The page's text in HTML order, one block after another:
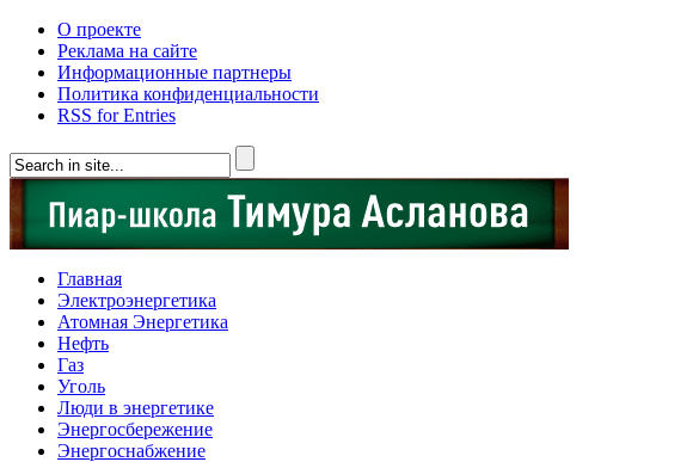
О проекте
Реклама на сайте
Информационные партнеры
Политика конфиденциальности
RSS for Entries
Главная
Электроэнергетика
Атомная Энергетика
Нефть
Газ
Уголь
Люди в энергетике
Энергосбережение
Энергоснабжение